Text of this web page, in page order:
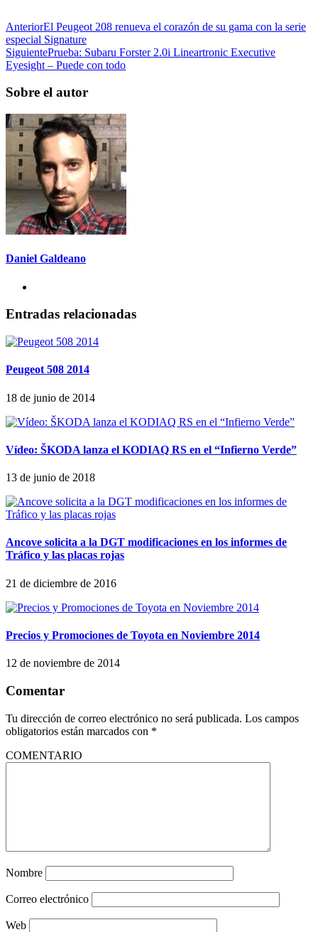
AnteriorEl Peugeot 208 renueva el corazón de su gama con la serie
especial Signature
SiguientePrueba: Subaru Forster 2.0i Lineartronic Executive
Eyesight – Puede con todo
Sobre el autor
Daniel Galdeano
Entradas relacionadas
Peugeot 508 2014
18 de junio de 2014
Vídeo: ŠKODA lanza el KODIAQ RS en el “Infierno Verde”
13 de junio de 2018
Ancove solicita a la DGT modificaciones en los informes de
Tráfico y las placas rojas
21 de diciembre de 2016
Precios y Promociones de Toyota en Noviembre 2014
12 de noviembre de 2014
Comentar
Tu dirección de correo electrónico no será publicada. Los campos
obligatorios están marcados con *
COMENTARIO
Nombre
Correo electrónico
Web